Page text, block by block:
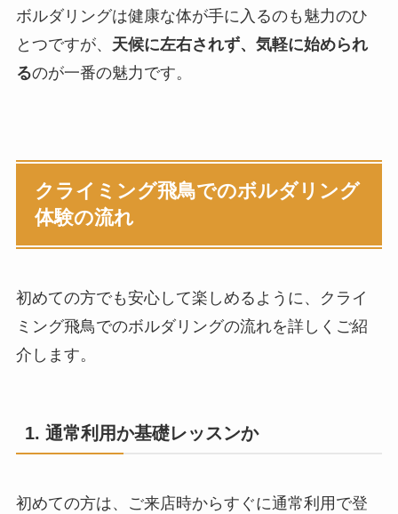
1時間のみ \2,300
スクール月パス
ボルダリングは健康な体が手に入るのも魅力のひ
とつですが、 天候に左右されず、気軽に始められ
るのが一番の魅力です。
クライミング飛鳥でのボルダリング
体験の流れ
初めての方でも安心して楽しめるように、クライ
ミング飛鳥でのボルダリングの流れを詳しくご紹
介します。
1. 通常利用か基礎レッスンか
初めての方は、ご来店時からすぐに通常利用で登